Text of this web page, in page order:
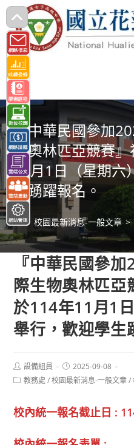
跳
轉
至
主
要
內
容 『中華民國參加
物奧林匹亞競賽
11月1日（星期六
生踴躍報名。
> 校園最新消息-一般文章 >
『中華民國參
際生物奧林匹亞
於114年11月1
舉行，歡迎學生
Post
author:
設備組員
Post
published:
2025-09-08
Post教務處 / 校園最新消息-一般文章 /
校內統一報名截止日 :